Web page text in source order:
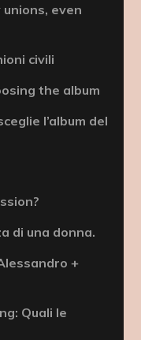
even
civili
the album
l’album del
di una donna.
+
Quali le